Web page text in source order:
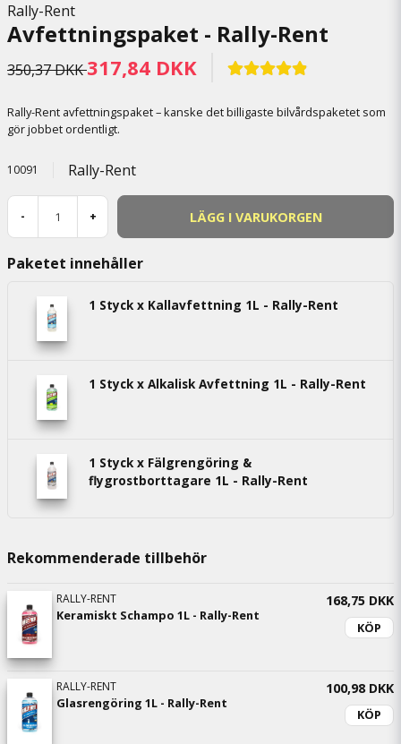
Rally-Rent
Avfettningspaket - Rally-Rent
350,37 DKK317,84 DKK
Rally-Rent avfettningspaket – kanske det billigaste bilvårdspaketet som
gör jobbet ordentligt.
10091 Rally-Rent
- + LÄGG I VARUKORGEN
Paketet innehåller
1 Styck x Kallavfettning 1L - Rally-Rent
1 Styck x Alkalisk Avfettning 1L - Rally-Rent
1 Styck x Fälgrengöring &
flygrostborttagare 1L - Rally-Rent
Rekommenderade tillbehör
RALLY-RENT
Keramiskt Schampo 1L - Rally-Rent
168,75 DKK
KÖP
RALLY-RENT
Glasrengöring 1L - Rally-Rent
100,98 DKK
KÖP